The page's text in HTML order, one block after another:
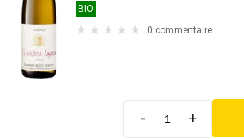
BIO
0 commentaire
- +